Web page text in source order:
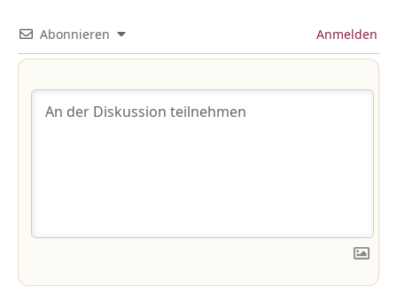
Abonnieren Anmelden